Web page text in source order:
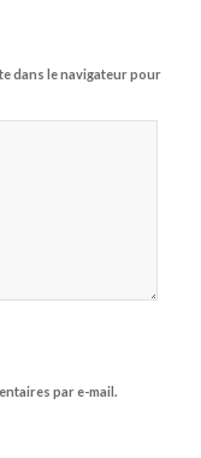
dans le navigateur pour
par e-mail.